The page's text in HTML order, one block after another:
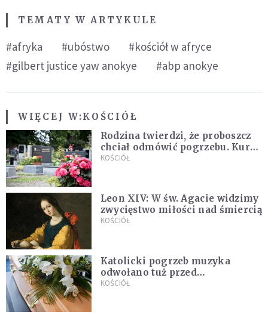
TEMATY W ARTYKULE
#afryka #ubóstwo
#kościół w afryce
#gilbert justice yaw anokye
#abp anokye
WIĘCEJ W:KOŚCIÓŁ
Rodzina twierdzi, że proboszcz
chciał odmówić pogrzebu. Kuria
zapowiada wyjaśnienia
KOŚCIÓŁ
Leon XIV: W św. Agacie widzimy
zwycięstwo miłości nad śmiercią
KOŚCIÓŁ
Katolicki pogrzeb muzyka
odwołano tuż przed
uroczystością. Powodem była
KOŚCIÓŁ